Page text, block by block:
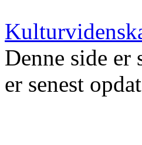
Denne side er
er senest